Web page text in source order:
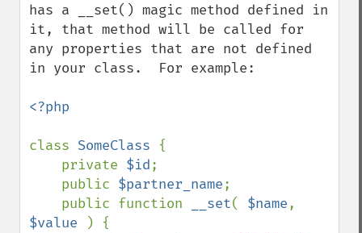
has a __set() magic method defined in
it, that method will be called for
any properties that are not defined
in your class.  For example:
<?php
class SomeClass {
    private
$id;
    public
$partner_name;
    public function
__set( $name
$value
) {